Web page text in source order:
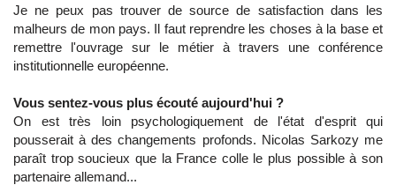
Je ne peux pas trouver de source de satisfaction dans les
malheurs de mon pays. Il faut reprendre les choses à la base et
remettre l'ouvrage sur le métier à travers une conférence
institutionnelle européenne.
Vous sentez-vous plus écouté aujourd'hui ?
On est très loin psychologiquement de l'état d'esprit qui
pousserait à des changements profonds. Nicolas Sarkozy me
paraît trop soucieux que la France colle le plus possible à son
partenaire allemand...